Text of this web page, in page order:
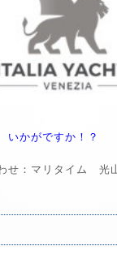
いかがですか！？
せ：マリタイム 光